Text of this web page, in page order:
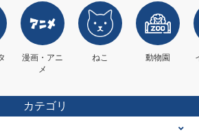
漫画・アニ
メ
ねこ 動物園
カテゴリ